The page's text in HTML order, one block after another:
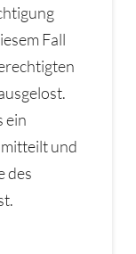
Fall
ein
und
des